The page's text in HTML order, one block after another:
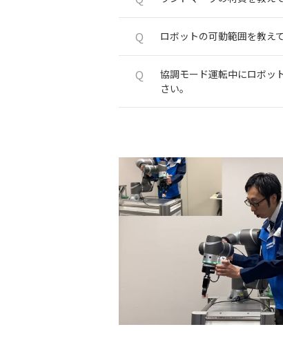
Q ロボットの可動範囲を教え
Q
協調モード運転中にロボッ
さい。